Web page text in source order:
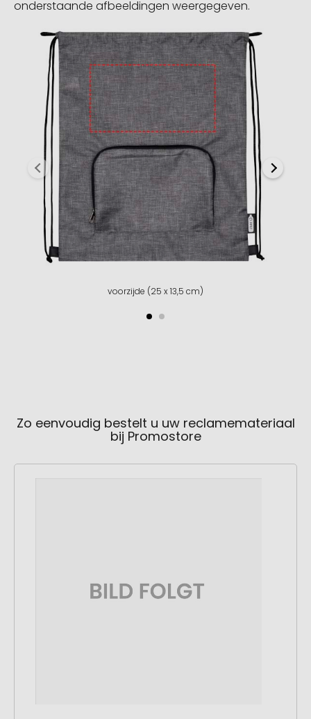
onderstaande afbeeldingen weergegeven.
voorzijde (25 x 13,5 cm)
Zo eenvoudig bestelt u uw reclamemateriaal
bij Promostore